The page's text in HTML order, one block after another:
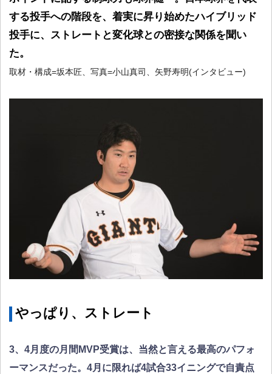
する投手への階段を、着実に昇り始めたハイブリッド
投手に、ストレートと変化球との密接な関係を聞い
た。
取材・構成=坂本匠、写真=小山真司、矢野寿明(インタビュー)
やっぱり、ストレート
3、4月度の月間MVP受賞は、当然と言える最高のパフォ
ーマンスだった。4月に限れば4試合33イニングで自責点